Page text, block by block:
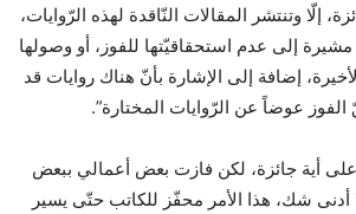
إلّا وتنتشر المقالات النّاقدة لهذه الرّوايات،
مشيرة إلى عدم استحقاقيّتها للفوز، أو وصولها
إضافة إلى الإشارة بأنّ هناك روايات قد
عوضاً عن الرّوايات المختارة”.
أية جائزة، لكن فازت بعض أعمالي ببعض
أدنى شك، هذا الأمر محفّز للكاتب حتّى يسير